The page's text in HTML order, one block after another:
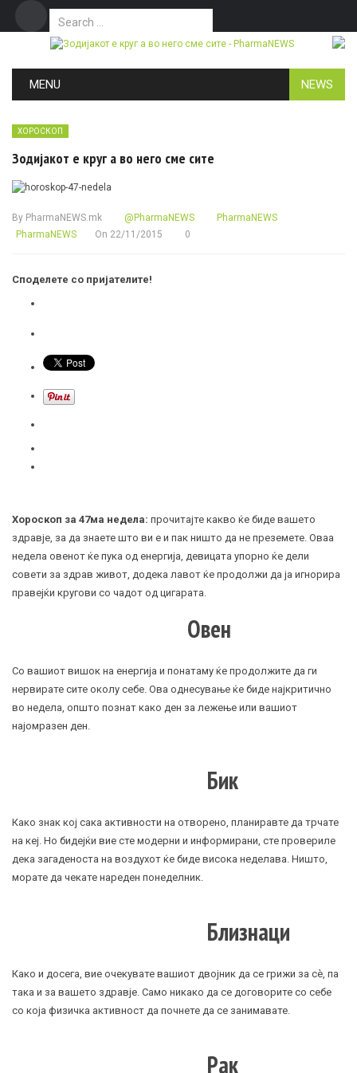
Search for:
MENU NEWS
ХОРОСКОП
Зодијакот е круг а во него сме сите
By PharmaNEWS.mk @PharmaNEWS
PharmaNEWS
PharmaNEWS
On 22/11/2015 0
Споделете со пријателите!
Хороскоп за 47ма недела: прочитајте какво ќе биде вашето
здравје, за да знаете што ви е и пак ништо да не преземете. Оваа
недела овенот ќе пука од енергија, девицата упорно ќе дели
совети за здрав живот, додека лавот ќе продолжи да ја игнорира
правејќи кругови со чадот од цигарата.
Овен
Со вашиот вишок на енергија и понатаму ќе продолжите да ги
нервирате сите околу себе. Ова однесување ќе биде најкритично
во недела, општо познат како ден за лежење или вашиот
најомразен ден.
Бик
Како знак кој сака активности на отворено, планиравте да трчате
на кеј. Но бидејќи вие сте модерни и информирани, сте провериле
дека загаденоста на воздухот ќе биде висока неделава. Ништо,
морате да чекате нареден понеделник.
Близнаци
Како и досега, вие очекувате вашиот двојник да се грижи за сè, па
така и за вашето здравје. Само никако да се договорите со себе
со која физичка активност да почнете да се занимавате.
Рак